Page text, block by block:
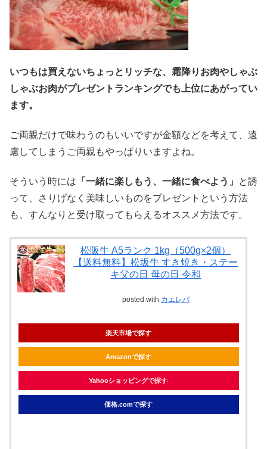
いつもは買えないちょっとリッチな、霜降りお肉やしゃぶ
しゃぶお肉がプレゼントランキングでも上位にあがってい
ます。
ご両親だけで味わうのもいいですが金額などを考えて、遠
慮してしまうご両親もやっぱりいますよね。
そういう時には 「一緒に楽しもう、一緒に食べよう」
と誘
って、さりげなく美味しいものをプレゼントという方法
も、すんなりと受け取ってもらえるオススメ方法です。
松阪牛 A5ランク 1kg（500g×2個）
【送料無料】松坂牛 すき焼き・ステー
キ父の日 母の日 令和
posted with カエレバ
楽天市場で探す
Amazonで探す
Yahooショッピングで探す
価格.comで探す